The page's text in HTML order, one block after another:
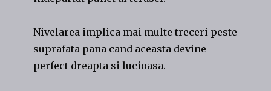
Nivelarea implica mai multe treceri peste
suprafata pana cand aceasta devine
perfect dreapta si lucioasa.